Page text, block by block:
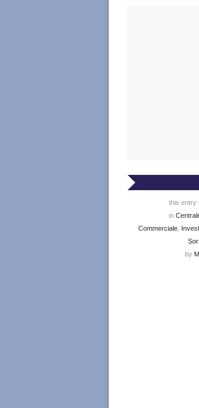
this entry
in
Commerciale,
by